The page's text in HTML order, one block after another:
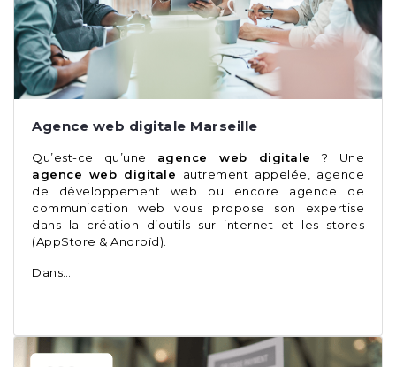
Agence web digitale Marseille
Qu’est-ce qu’une agence web digitale
? Une
agence web digitale autrement appelée, agence
de développement web ou encore agence de
communication web vous propose son expertise
dans la création d’outils sur internet et les stores
(AppStore & Androïd).
Dans…